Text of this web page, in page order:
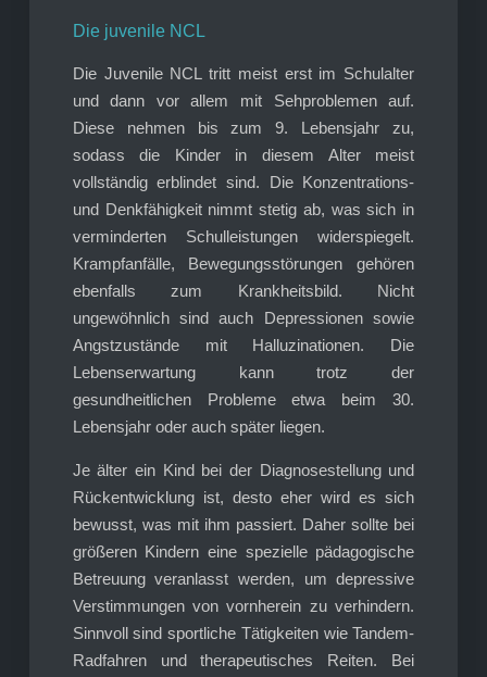
Die juvenile NCL
Die Juvenile NCL tritt meist erst im Schulalter
und dann vor allem mit Sehproblemen auf.
Diese nehmen bis zum 9. Lebensjahr zu,
sodass die Kinder in diesem Alter meist
vollständig erblindet sind. Die Konzentrations-
und Denkfähigkeit nimmt stetig ab, was sich in
verminderten Schulleistungen widerspiegelt.
Krampfanfälle, Bewegungsstörungen gehören
ebenfalls zum Krankheitsbild. Nicht
ungewöhnlich sind auch Depressionen sowie
Angstzustände mit Halluzinationen. Die
Lebenserwartung kann trotz der
gesundheitlichen Probleme etwa beim 30.
Lebensjahr oder auch später liegen.
Je älter ein Kind bei der Diagnosestellung und
Rückentwicklung ist, desto eher wird es sich
bewusst, was mit ihm passiert. Daher sollte bei
größeren Kindern eine spezielle pädagogische
Betreuung veranlasst werden, um depressive
Verstimmungen von vornherein zu verhindern.
Sinnvoll sind sportliche Tätigkeiten wie Tandem-
Radfahren und therapeutisches Reiten. Bei